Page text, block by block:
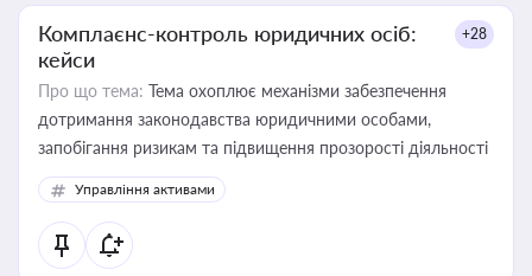
Комплаєнс-контроль юридичних осіб:
кейси
+28
Про що тема: Тема охоплює механізми забезпечення
дотримання законодавства юридичними особами,
запобігання ризикам та підвищення прозорості діяльності
Управління активами